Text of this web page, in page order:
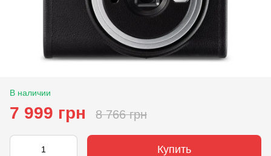
В наличии
7 999 грн 8 766 грн
Купить